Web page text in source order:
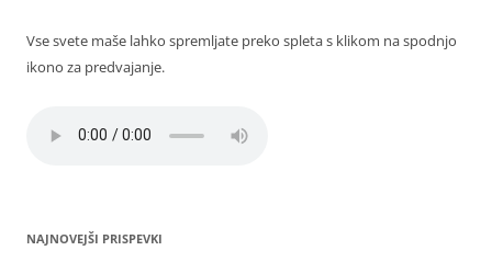
Vse svete maše lahko spremljate preko spleta s klikom na spodnjo
ikono za predvajanje.
NAJNOVEJŠI PRISPEVKI